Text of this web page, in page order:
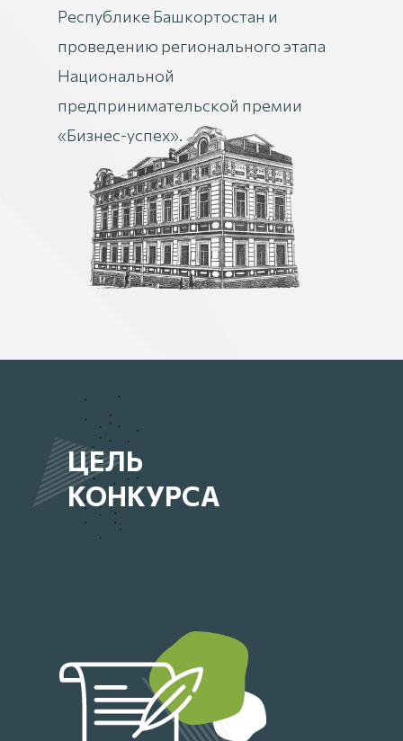
Республике Башкортостан и
проведению регионального этапа
Национальной
предпринимательской премии
«Бизнес-успех».
ЦЕЛЬ
КОНКУРСА